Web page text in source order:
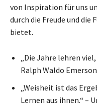
von Inspiration für uns
durch die Freude und die
bietet.
„Die Jahre lehren
Ralph Waldo Emerson
„Weisheit ist das
Lernen aus ihnen.“ –